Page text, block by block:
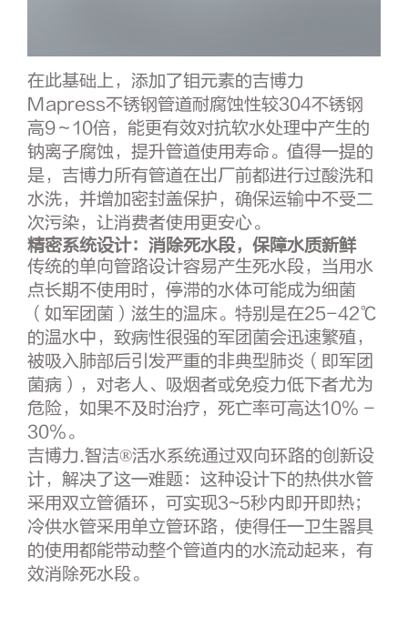
在此基础上，添加了钼元素的吉博力
Mapress不锈钢管道耐腐蚀性较304不锈钢
高9～10倍，能更有效对抗软水处理中产生的
钠离子腐蚀，提升管道使用寿命。值得一提的
是，吉博力所有管道在出厂前都进行过酸洗和
水洗，并增加密封盖保护，确保运输中不受二
次污染，让消费者使用更安心。
精密系统设计：消除死水段，保障水质新鲜
传统的单向管路设计容易产生死水段，当用水
点长期不使用时，停滞的水体可能成为细菌
（如军团菌）滋生的温床。特别是在25-42℃
的温水中，致病性很强的军团菌会迅速繁殖，
被吸入肺部后引发严重的非典型肺炎（即军团
菌病），对老人、吸烟者或免疫力低下者尤为
危险，如果不及时治疗，死亡率可高达10% -
30%。
吉博力.智洁®活水系统通过双向环路的创新设
计，解决了这一难题：这种设计下的热供水管
采用双立管循环，可实现3~5秒内即开即热；
冷供水管采用单立管环路，使得任一卫生器具
的使用都能带动整个管道内的水流动起来，有
效消除死水段。